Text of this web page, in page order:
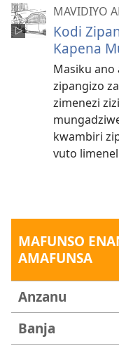
MAVIDIYO
Kodi
Kapena
Masiku
zipangizo
zimenezi
kwambiri
vuto
MAFUNSO
AMAFUNSA
Anzanu
Banja